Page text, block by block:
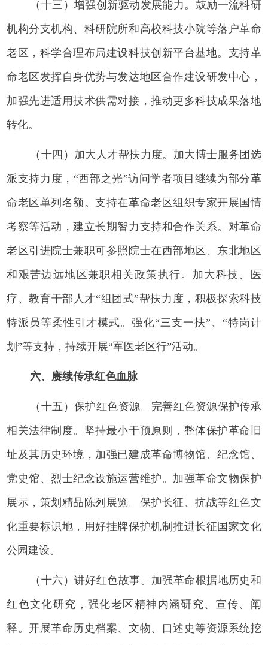
（十三）增强创新驱动发展能力。鼓励一流科研
机构分支机构、科研院所和高校科技小院等落户革命
老区，科学合理布局建设科技创新平台基地。支持革
命老区发挥自身优势与发达地区合作建设研发中心，
加强先进适用技术供需对接，推动更多科技成果落地
转化。
（十四）加大人才帮扶力度。加大博士服务团选
派支持力度，“西部之光”访问学者项目继续为部分革
命老区单列名额。支持在革命老区组织专家开展国情
考察等活动，建立长期智力支持和合作关系。对革命
老区引进院士兼职可参照院士在西部地区、东北地区
和艰苦边远地区兼职相关政策执行。加大科技、医
疗、教育干部人才“组团式”帮扶力度，积极探索科技
特派员等柔性引才模式。强化“三支一扶”、“特岗计
划”等支持，持续开展“军医老区行”活动。
六、赓续传承红色血脉
（十五）保护红色资源。完善红色资源保护传承
相关法律制度。坚持最小干预原则，整体保护革命旧
址及其历史环境，加强已建成革命博物馆、纪念馆、
党史馆、烈士纪念设施运营维护。加强革命文物保护
展示，策划精品陈列展览。保护长征、抗战等红色文
化重要标识地，用好挂牌保护机制推进长征国家文化
公园建设。
（十六）讲好红色故事。加强革命根据地历史和
红色文化研究，强化老区精神内涵研究、宣传、阐
释。开展革命历史档案、文物、口述史等资源系统挖